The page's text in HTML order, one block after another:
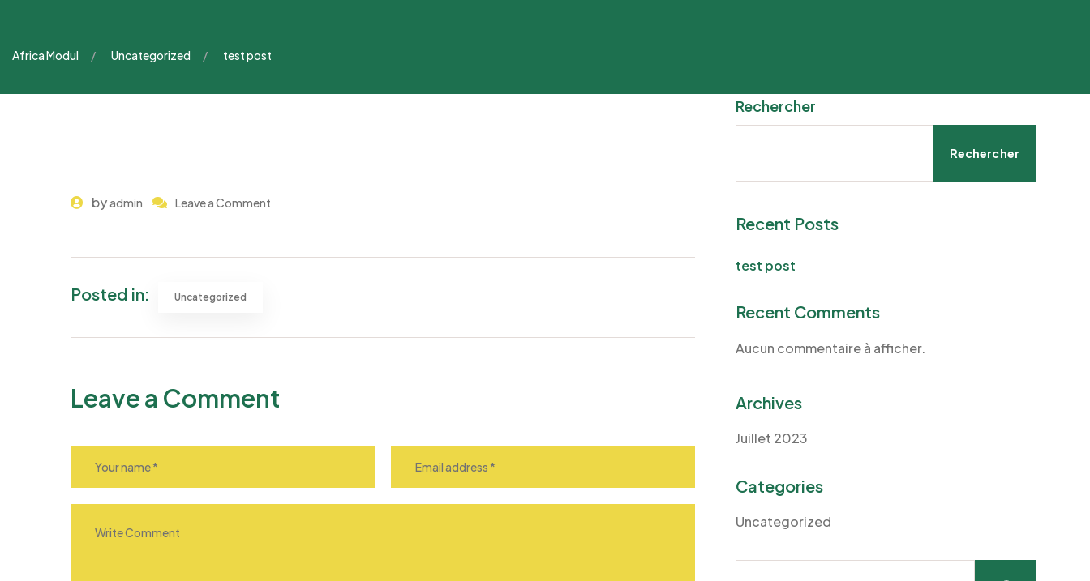
Africa Modul Uncategorized test post
byadmin Leave a Comment
Posted in: Uncategorized
Leave a Comment
Rechercher
Rechercher
Recent Posts
test post
Recent Comments
Aucun commentaire à afficher.
Archives
Juillet 2023
Categories
Uncategorized